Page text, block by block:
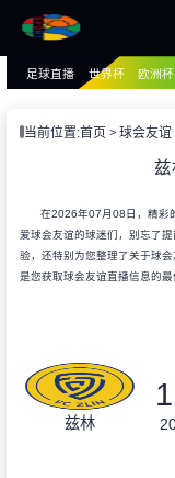
播
足球直播 世界杯 欧洲杯
当前位置:首页 球会友谊
在2026年07月08日，精彩
爱球会友谊的球迷们，别忘了
验，还特别为您整理了关于球
是您获取球会友谊直播信息的最
兹林
1